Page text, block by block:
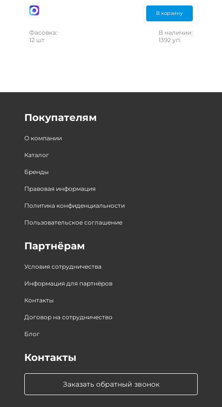
В корзину
Фасовка:
12 шт
В наличии:
1392 уп.
Покупателям
О компании
Каталог
Бренды
Правовая информация
Политика конфиденциальности
Пользовательское соглашение
Партнёрам
Условия сотрудничества
Информация для партнёров
Контакты
Договор на сотрудничество
Блог
Заказать обратный звонок
Контакты